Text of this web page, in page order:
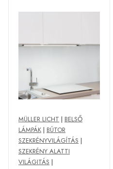
MÜLLER LICHT | BELSŐ
LÁMPÁK | BÚTOR
SZEKRÉNYVILÁGÍTÁS |
SZEKRÉNY ALATTI
VILÁGITÁS |